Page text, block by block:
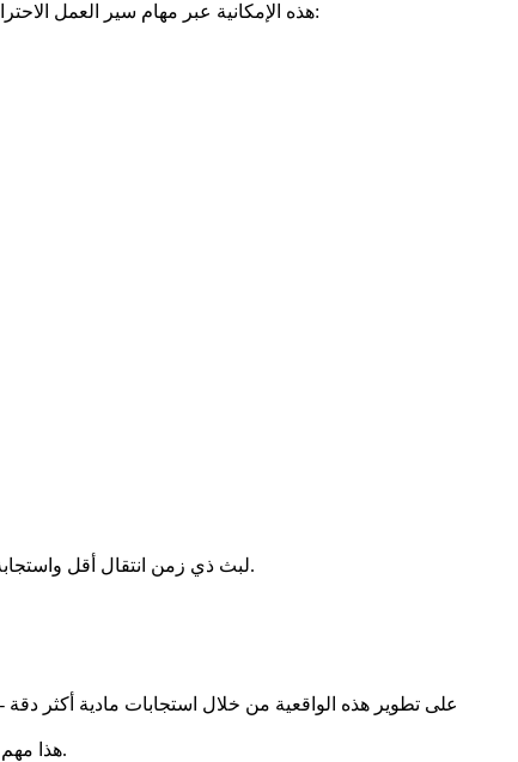
يبث Odyssey-2 بمعدلات تفاعلية (إطارات جديدة في عشرات من المللي ثانية) ويستجيب لمطالباتك أثناء تطور الحدث. يوسع Odyssey 2 Pro هذه الإمكانية عبر مهام سير العمل الاحترافية:
الاستجابة هي جوهر التدفق الإبداعي. تم تصميم Odyssey 2 Pro لبث ذي زمن انتقال أقل واستجابة "من المطالبة إلى الإطار" أسرع، مما يحافظ على شعور جلستك بالعيش.
هذا مهم للاستمرارية: تتصرف الأوراق المتساقطة "بشكل مقنع"، وتحترم الكاميرا المتحركة المنظر، وتشغل الشخصيات مساحة بحركة متماسكة.